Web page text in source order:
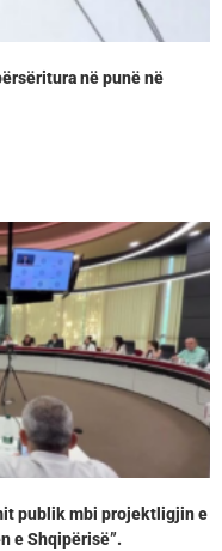
në punë në
publik mbi projektligjin e
e Shqipërisë”.